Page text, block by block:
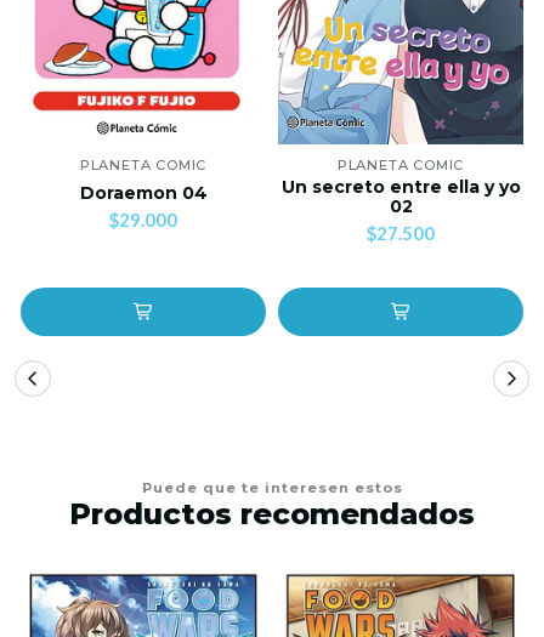
PLANETA COMIC
Doraemon 04
$29.000
PLANETA COMIC
Un secreto entre ella y yo
02
$27.500
Puede que te interesen estos
Productos recomendados